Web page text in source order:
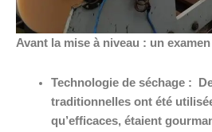
Avant la mise à niveau : un
Technologie de séchage :
traditionnelles ont été
qu’efficaces, étaient